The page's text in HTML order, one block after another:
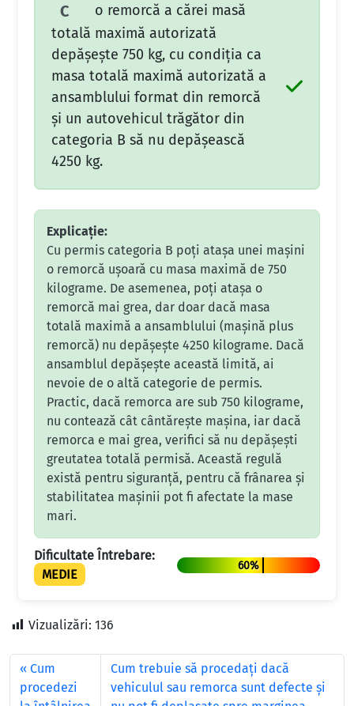
C
o remorcă a cărei masă
totală maximă autorizată
depăşeşte 750 kg, cu condiţia ca
masa totală maximă autorizată a
ansamblului format din remorcă
şi un autovehicul trăgător din
categoria B să nu depăşească
4250 kg.
Explicație:
Cu permis categoria B poți atașa unei mașini
o remorcă ușoară cu masa maximă de 750
kilograme. De asemenea, poți atașa o
remorcă mai grea, dar doar dacă masa
totală maximă a ansamblului (mașină plus
remorcă) nu depășește 4250 kilograme. Dacă
ansamblul depășește această limită, ai
nevoie de o altă categorie de permis.
Practic, dacă remorca are sub 750 kilograme,
nu contează cât cântărește mașina, iar dacă
remorca e mai grea, verifici să nu depășești
greutatea totală permisă. Această regulă
există pentru siguranță, pentru că frânarea și
stabilitatea mașinii pot fi afectate la mase
mari.
Dificultate Întrebare:
MEDIE
60%
Vizualizări: 136
Cum
procedezi
Cum trebuie să procedați dacă
vehiculul sau remorca sunt defecte și